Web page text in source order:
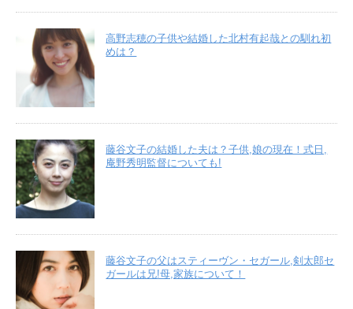
高野志穂の子供や結婚した北村有起哉との馴れ初
めは？
藤谷文子の結婚した夫は？子供,娘の現在！式日,
庵野秀明監督についても!
藤谷文子の父はスティーヴン・セガール,剣太郎セ
ガールは兄!母,家族について！